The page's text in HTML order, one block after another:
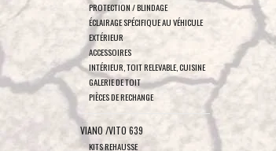
PROTECTION / BLINDAGE
ÉCLAIRAGE SPÉCIFIQUE AU VÉHICULE
EXTÉRIEUR
ACCESSOIRES
INTÉRIEUR, TOIT RELEVABLE, CUISINE
GALERIE DE TOIT
PIÈCES DE RECHANGE
VIANO /VITO 639
KITS REHAUSSE